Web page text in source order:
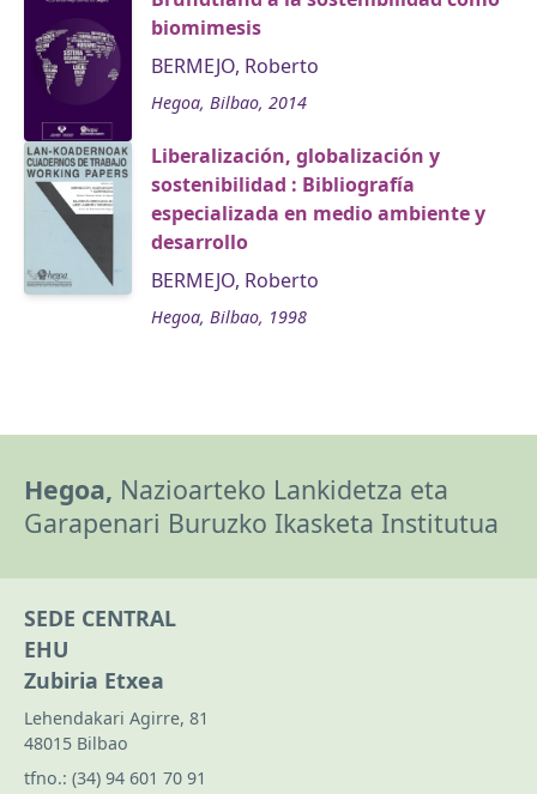
biomimesis
BERMEJO, Roberto
Hegoa, Bilbao, 2014
Liberalización, globalización y
sostenibilidad : Bibliografía
especializada en medio ambiente y
desarrollo
BERMEJO, Roberto
Hegoa, Bilbao, 1998
Hegoa, Nazioarteko Lankidetza eta
Garapenari Buruzko Ikasketa Institutua
SEDE CENTRAL
EHU
Zubiria Etxea
Lehendakari Agirre, 81
48015 Bilbao
tfno.: (34) 94 601 70 91